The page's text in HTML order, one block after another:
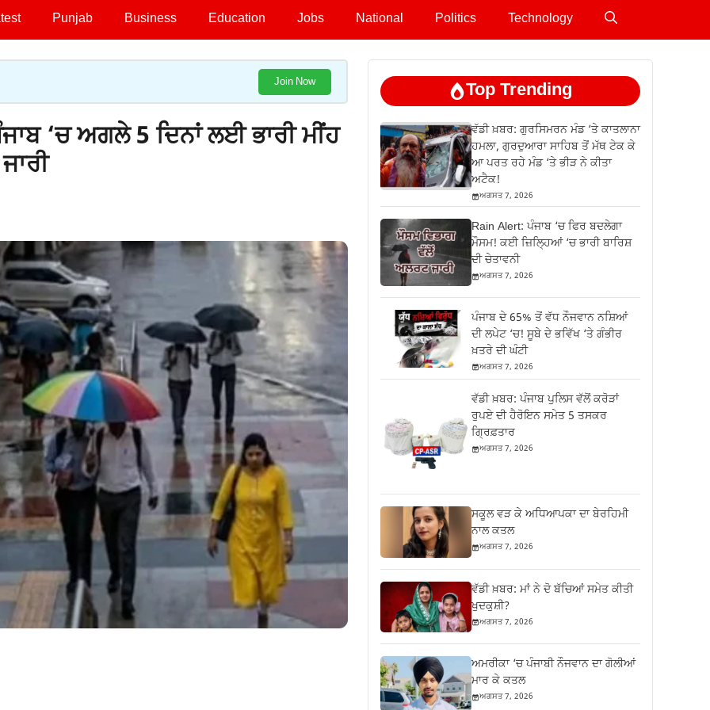
Punjab Business Education Jobs National Politics Technology
Join Now
‘ਚ ਅਗਲੇ 5 ਦਿਨਾਂ ਲਈ ਭਾਰੀ ਮੀਂਹ
Top Trending
ਵੱਡੀ ਖ਼ਬਰ: ਗੁਰਸਿਮਰਨ ਮੰਡ ‘ਤੇ ਕਾਤਲਾਨਾ
ਹਮਲਾ, ਗੁਰਦੁਆਰਾ ਸਾਹਿਬ ਤੋਂ ਮੱਥ ਟੇਕ ਕੇ
ਆ ਪਰਤ ਰਹੇ ਮੰਡ ‘ਤੇ ਭੀੜ ਨੇ ਕੀਤਾ
ਅਟੈਕ!
ਅਗਸਤ 7, 2026
Rain Alert: ਪੰਜਾਬ ‘ਚ ਫਿਰ ਬਦਲੇਗਾ
ਮੌਸਮ! ਕਈ ਜ਼ਿਲ੍ਹਿਆਂ ‘ਚ ਭਾਰੀ ਬਾਰਿਸ਼
ਦੀ ਚੇਤਾਵਨੀ
ਅਗਸਤ 7, 2026
ਪੰਜਾਬ ਦੇ 65% ਤੋਂ ਵੱਧ ਨੌਜਵਾਨ ਨਸ਼ਿਆਂ
ਦੀ ਲਪੇਟ ‘ਚ! ਸੂਬੇ ਦੇ ਭਵਿੱਖ ‘ਤੇ ਗੰਭੀਰ
ਖ਼ਤਰੇ ਦੀ ਘੰਟੀ
ਅਗਸਤ 7, 2026
ਵੱਡੀ ਖ਼ਬਰ: ਪੰਜਾਬ ਪੁਲਿਸ ਵੱਲੋਂ ਕਰੋੜਾਂ
ਰੁਪਏ ਦੀ ਹੈਰੋਇਨ ਸਮੇਤ 5 ਤਸਕਰ
ਗ੍ਰਿਫ਼ਤਾਰ
ਅਗਸਤ 7, 2026
ਸਕੂਲ ਵੜ ਕੇ ਅਧਿਆਪਕਾ ਦਾ ਬੇਰਹਿਮੀ
ਨਾਲ ਕਤਲ
ਅਗਸਤ 7, 2026
ਵੱਡੀ ਖ਼ਬਰ: ਮਾਂ ਨੇ ਦੋ ਬੱਚਿਆਂ ਸਮੇਤ ਕੀਤੀ
ਖੁਦਕੁਸ਼ੀ?
ਅਗਸਤ 7, 2026
ਅਮਰੀਕਾ ‘ਚ ਪੰਜਾਬੀ ਨੌਜਵਾਨ ਦਾ ਗੋਲੀਆਂ
ਮਾਰ ਕੇ ਕਤਲ
ਅਗਸਤ 7, 2026